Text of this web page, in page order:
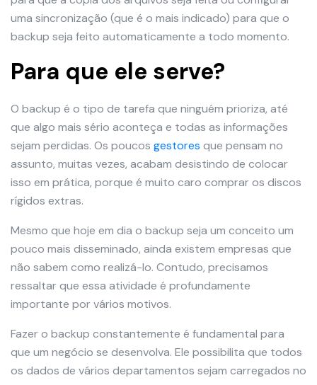
uma sincronização (que é o mais indicado) para que o
backup seja feito automaticamente a todo momento.
Para que ele serve?
O backup é o tipo de tarefa que ninguém prioriza, até
que algo mais sério aconteça e todas as informações
sejam perdidas. Os poucos gestores que pensam no
assunto, muitas vezes, acabam desistindo de colocar
isso em prática, porque é muito caro comprar os discos
rígidos extras.
Mesmo que hoje em dia o backup seja um conceito um
pouco mais disseminado, ainda existem empresas que
não sabem como realizá-lo. Contudo, precisamos
ressaltar que essa atividade é profundamente
importante por vários motivos.
Fazer o backup constantemente é fundamental para
que um negócio se desenvolva. Ele possibilita que todos
os dados de vários departamentos sejam carregados no